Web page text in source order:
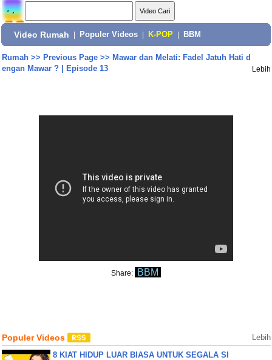
Video Rumah Populer Videos K-POP BBM
Rumah>> Previous Page>> Mawar dan Melati: Fadel Jatuh Hati d
engan Mawar ? | Episode 13
Lebih
Share: BBM
Populer Videos Lebih
8 KIAT HIDUP LUAR BIASA UNTUK SEGALA SI